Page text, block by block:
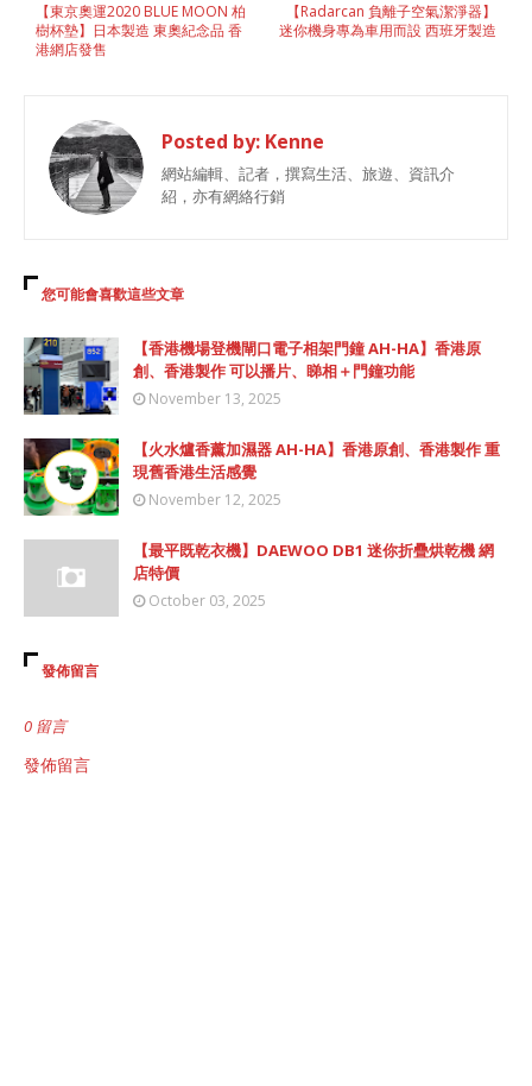
【Radarcan 負離子空氣潔淨器】
迷你機身專為車用而設 西班牙製造
【東京奧運2020 BLUE MOON 柏
樹杯墊】日本製造 東奧紀念品 香
港網店發售
Posted by: Kenne
網站編輯、記者，撰寫生活、旅遊、資訊介
紹，亦有網絡行銷
您可能會喜歡這些文章
【香港機場登機閘口電子相架門鐘 AH-HA】香港原
創、香港製作 可以播片、睇相＋門鐘功能
November 13, 2025
【火水爐香薰加濕器 AH-HA】香港原創、香港製作 重
現舊香港生活感覺
November 12, 2025
【最平既乾衣機】DAEWOO DB1 迷你折疊烘乾機 網
店特價
October 03, 2025
發佈留言
0 留言
發佈留言